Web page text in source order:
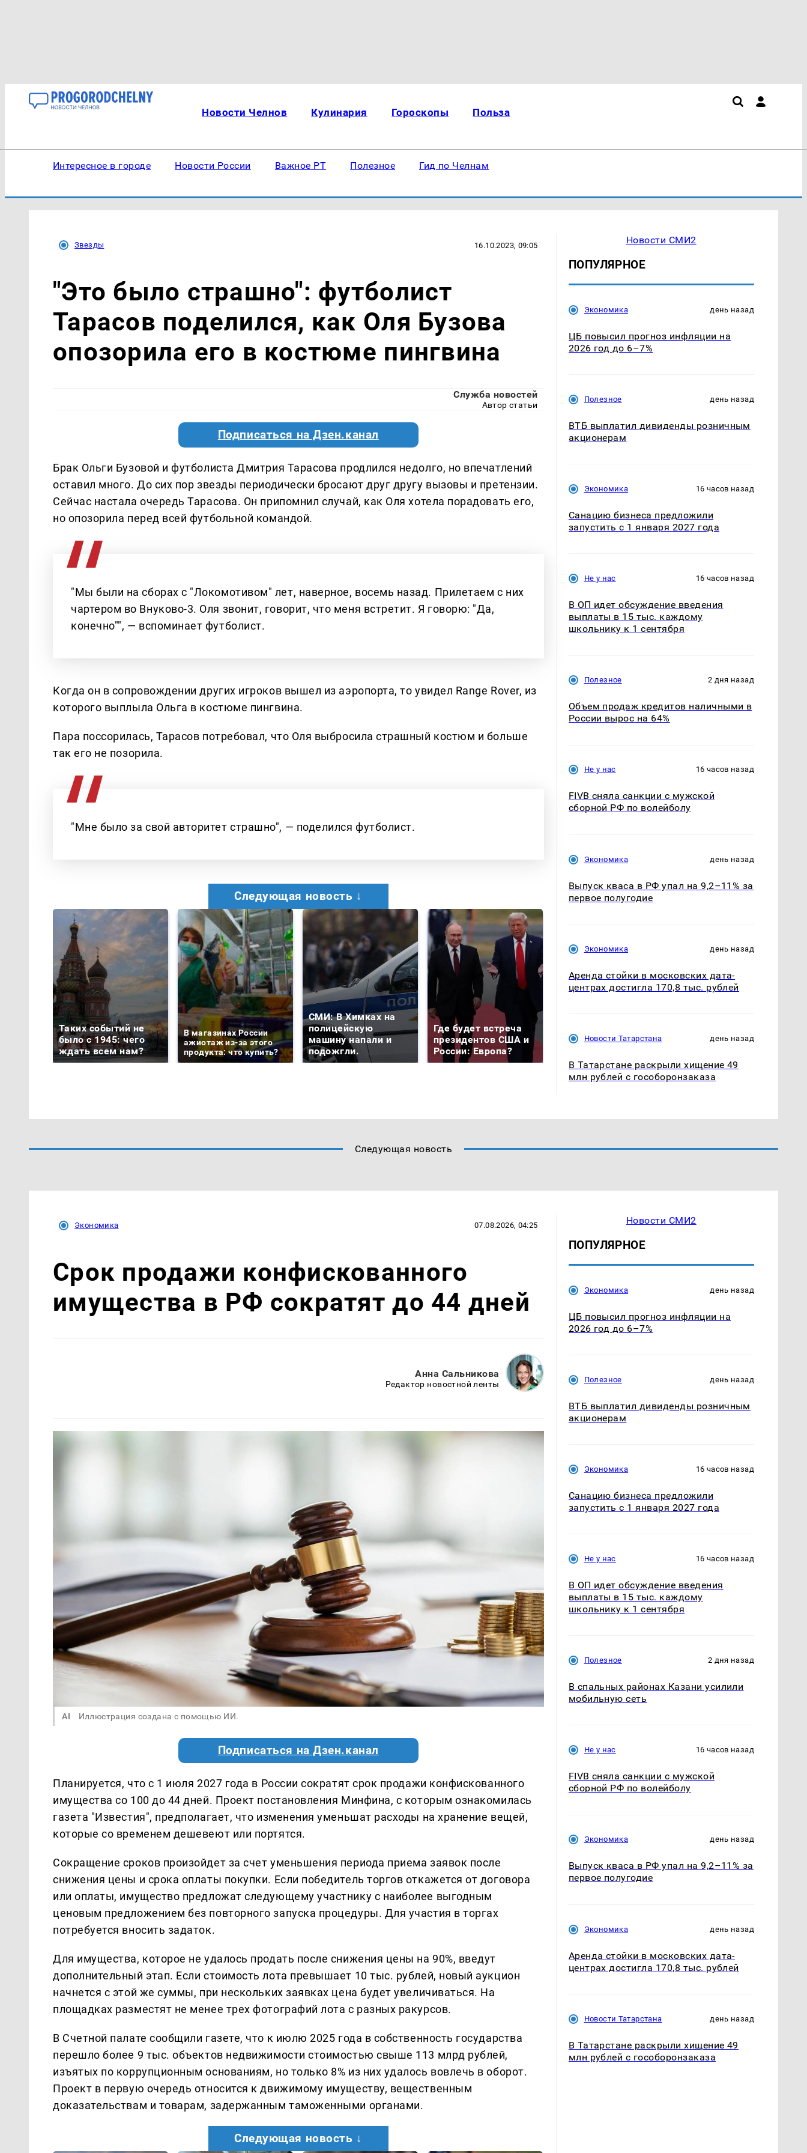
Новости Челнов Кулинария Гороскопы Польза
Интересное в городе Новости России Важное РТ Полезное Гид по Челнам
Звезды 16.10.2023, 09:05
"Это было страшно": футболист
Тарасов поделился, как Оля Бузова
опозорила его в костюме пингвина
Служба новостей
Автор статьи
Подписаться на Дзен.канал
Брак Ольги Бузовой и футболиста Дмитрия Тарасова продлился недолго, но впечатлений
оставил много. До сих пор звезды периодически бросают друг другу вызовы и претензии.
Сейчас настала очередь Тарасова. Он припомнил случай, как Оля хотела порадовать его,
но опозорила перед всей футбольной командой.
"Мы были на сборах с "Локомотивом" лет, наверное, восемь назад. Прилетаем с них
чартером во Внуково-3. Оля звонит, говорит, что меня встретит. Я говорю: "Да,
конечно"", — вспоминает футболист.
Когда он в сопровождении других игроков вышел из аэропорта, то увидел Range Rover, из
которого выплыла Ольга в костюме пингвина.
Пара поссорилась, Тарасов потребовал, что Оля выбросила страшный костюм и больше
так его не позорила.
"Мне было за свой авторитет страшно", — поделился футболист.
Следующая новость ↓
Таких событий не
было с 1945: чего
ждать всем нам?
В магазинах России
ажиотаж из-за этого
продукта: что купить?
СМИ: В Химках на
полицейскую
машину напали и
подожгли.
Где будет встреча
президентов США и
России: Европа?
никто не ждал: как
были украдены 18
Новости СМИ2
ПОПУЛЯРНОЕ
Экономика день назад
ЦБ повысил прогноз инфляции на
2026 год до 6–7%
Полезное день назад
ВТБ выплатил дивиденды розничным
акционерам
Экономика 16 часов назад
Санацию бизнеса предложили
запустить с 1 января 2027 года
Не у нас 16 часов назад
В ОП идет обсуждение введения
выплаты в 15 тыс. каждому
школьнику к 1 сентября
Полезное 2 дня назад
Объем продаж кредитов наличными в
России вырос на 64%
Не у нас 16 часов назад
FIVB сняла санкции с мужской
сборной РФ по волейболу
Экономика день назад
Выпуск кваса в РФ упал на 9,2–11% за
первое полугодие
Экономика день назад
Аренда стойки в московских дата-
центрах достигла 170,8 тыс. рублей
Новости Татарстана день назад
В Татарстане раскрыли хищение 49
млн рублей с гособоронзаказа
Следующая новость
Экономика 07.08.2026, 04:25
Срок продажи конфискованного
имущества в РФ сократят до 44 дней
Анна Сальникова
Редактор новостной ленты
AI Иллюстрация создана с помощью ИИ.
Подписаться на Дзен.канал
Планируется, что с 1 июля 2027 года в России сократят срок продажи конфискованного
имущества со 100 до 44 дней. Проект постановления Минфина, с которым ознакомилась
газета "Известия", предполагает, что изменения уменьшат расходы на хранение вещей,
которые со временем дешевеют или портятся.
Сокращение сроков произойдет за счет уменьшения периода приема заявок после
снижения цены и срока оплаты покупки. Если победитель торгов откажется от договора
или оплаты, имущество предложат следующему участнику с наиболее выгодным
ценовым предложением без повторного запуска процедуры. Для участия в торгах
потребуется вносить задаток.
Для имущества, которое не удалось продать после снижения цены на 90%, введут
дополнительный этап. Если стоимость лота превышает 10 тыс. рублей, новый аукцион
начнется с этой же суммы, при нескольких заявках цена будет увеличиваться. На
площадках разместят не менее трех фотографий лота с разных ракурсов.
В Счетной палате сообщили газете, что к июлю 2025 года в собственность государства
перешло более 9 тыс. объектов недвижимости стоимостью свыше 113 млрд рублей,
изъятых по коррупционным основаниям, но только 8% из них удалось вовлечь в оборот.
Проект в первую очередь относится к движимому имуществу, вещественным
доказательствам и товарам, задержанным таможенными органами.
Следующая новость ↓
Новости СМИ2
ПОПУЛЯРНОЕ
Экономика день назад
ЦБ повысил прогноз инфляции на
2026 год до 6–7%
Полезное день назад
ВТБ выплатил дивиденды розничным
акционерам
Экономика 16 часов назад
Санацию бизнеса предложили
запустить с 1 января 2027 года
Не у нас 16 часов назад
В ОП идет обсуждение введения
выплаты в 15 тыс. каждому
школьнику к 1 сентября
Полезное 2 дня назад
В спальных районах Казани усилили
мобильную сеть
Не у нас 16 часов назад
FIVB сняла санкции с мужской
сборной РФ по волейболу
Экономика день назад
Выпуск кваса в РФ упал на 9,2–11% за
первое полугодие
Экономика день назад
Аренда стойки в московских дата-
центрах достигла 170,8 тыс. рублей
Новости Татарстана день назад
В Татарстане раскрыли хищение 49
млн рублей с гособоронзаказа